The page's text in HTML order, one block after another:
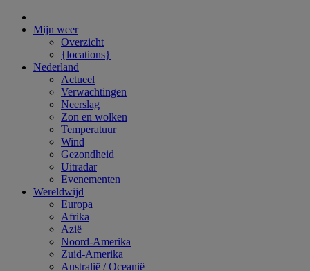
Mijn weer
Overzicht
{locations}
Nederland
Actueel
Verwachtingen
Neerslag
Zon en wolken
Temperatuur
Wind
Gezondheid
Uitradar
Evenementen
Wereldwijd
Europa
Afrika
Azië
Noord-Amerika
Zuid-Amerika
Australië / Oceanië